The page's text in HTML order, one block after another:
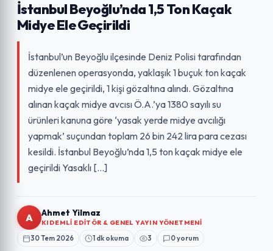
İstanbul Beyoğlu’nda 1,5 Ton Kaçak
Midye Ele Geçirildi
İstanbul’un Beyoğlu ilçesinde Deniz Polisi tarafından
düzenlenen operasyonda, yaklaşık 1 buçuk ton kaçak
midye ele geçirildi, 1 kişi gözaltına alındı. Gözaltına
alınan kaçak midye avcısı Ö.A.’ya 1380 sayılı su
ürünleri kanuna göre ‘yasak yerde midye avcılığı
yapmak’ suçundan toplam 26 bin 242 lira para cezası
kesildi. İstanbul Beyoğlu’nda 1,5 ton kaçak midye ele
geçirildi Yasaklı […]
A Ahmet Yilmaz
KIDEMLI EDITÖR & GENEL YAYIN YÖNETMENI
30 Tem 2026 1 dk okuma 3 0 yorum